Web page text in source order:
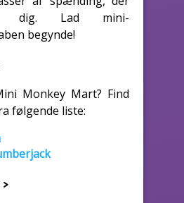
dig. Lad mini-
begynde!
Monkey Mart? Find
følgende liste:
>